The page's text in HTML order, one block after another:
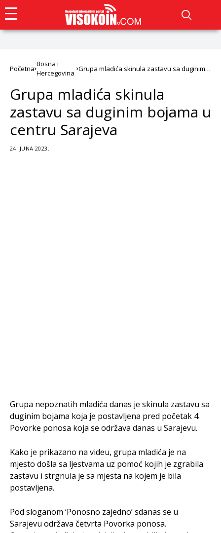
Početna
Bosna i
Hercegovina
Grupa mladića skinula zastavu sa duginim
Grupa mladića skinula
zastavu sa duginim bojama u
centru Sarajeva
24. JUNA 2023.
Grupa nepoznatih mladića danas je skinula zastavu sa
duginim bojama koja je postavljena pred početak 4.
Povorke ponosa koja se održava danas u Sarajevu.
Kako je prikazano na videu, grupa mladića je na
mjesto došla sa ljestvama uz pomoć kojih je zgrabila
zastavu i strgnula je sa mjesta na kojem je bila
postavljena.
Pod sloganom ‘Ponosno zajedno’ sdanas se u
Sarajevu održava četvrta Povorka ponosa.